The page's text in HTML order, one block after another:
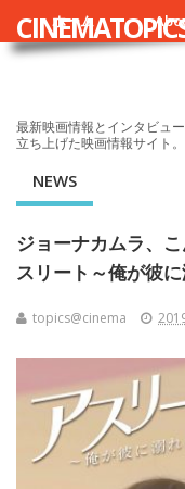
ホーム
最新映画情報とインタビュ
立ち上げた映画情報サイト
NEWS
ジョーナカムラ、
スリート～俺が彼
topics@cinema